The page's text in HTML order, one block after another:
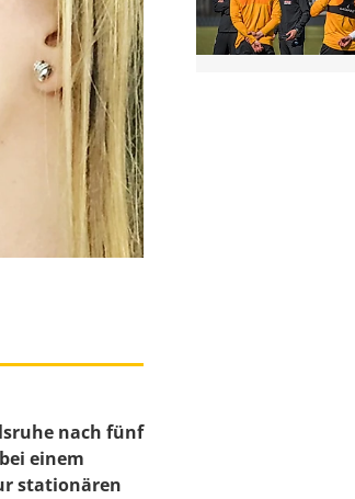
nach fünf
einem
stationären